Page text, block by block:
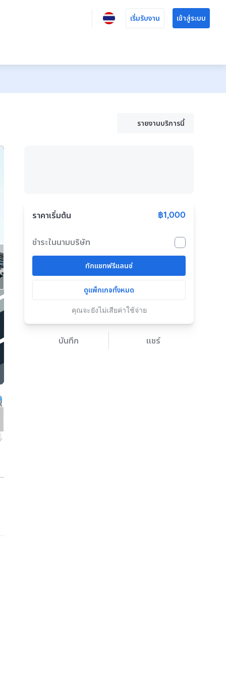
เริ่มรับงาน เข้าสู่ระบบ
รายงานบริการนี้
ราคาเริ่มต้น ฿1,000
ชำระในนามบริษัท
ทักแชทฟรีแลนซ์
ดูแพ็กเกจทั้งหมด
คุณจะยังไม่เสียค่าใช้จ่าย
บันทึก แชร์